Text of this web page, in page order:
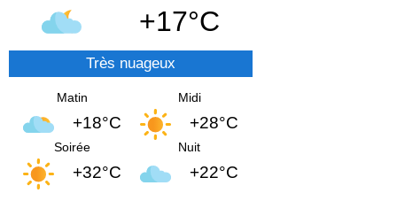
+17°C
Très nuageux
Matin
+18°C
Midi
+28°C
Soirée
+32°C
Nuit
+22°C